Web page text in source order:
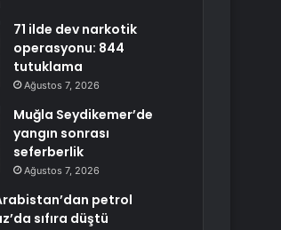
71 ilde dev narkotik
operasyonu: 844
tutuklama
Ağustos 7, 2026
Muğla Seydikemer’de
yangın sonrası
seferberlik
Ağustos 7, 2026
petrol
sıfıra düştü